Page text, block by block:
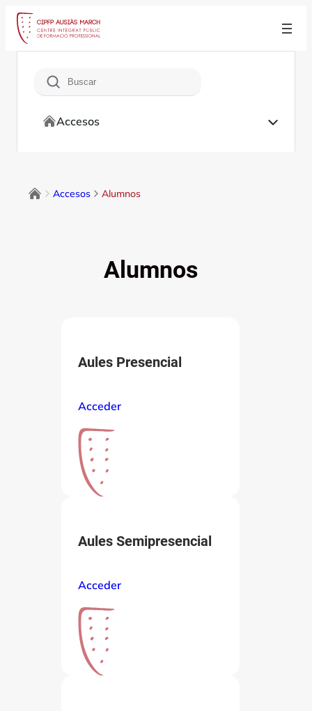
Saltar
contenido
Buscar
Accesos
Accesos Alumnos
Alumnos
Aules Presencial
Acceder
Aules Semipresencial
Acceder